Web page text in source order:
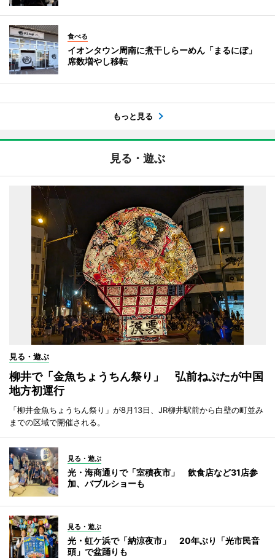
食べる
イオンタウン周南に煮干しらーめん「まるにぼ」
席数増やし移転
もっと見る
見る・遊ぶ
見る・遊ぶ
柳井で「金魚ちょうちん祭り」 弘前ねぷたが中国
地方初運行
「柳井金魚ちょうちん祭り」が8月13日、JR柳井駅前から白壁の町並み
までの区域で開催される。
見る・遊ぶ
光・海商通りで「室積夜市」 飲食店など31店参
加、バブルショーも
見る・遊ぶ
光・虹ケ浜で「納涼夜市」 20年ぶり「光市民音
頭」で盆踊りも